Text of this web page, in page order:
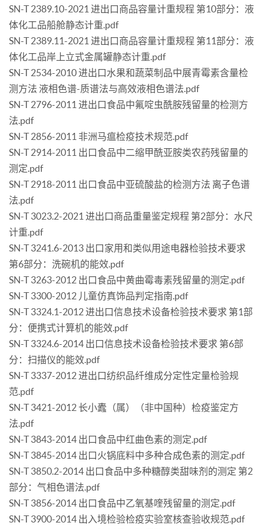
SN-T 2389.10-2021 进出口商品容量计重规程 第10部分：液
体化工品船舱静态计重.pdf
SN-T 2389.11-2021 进出口商品容量计重规程 第11部分：液
体化工品岸上立式金属罐静态计重.pdf
SN-T 2534-2010 进出口水果和蔬菜制品中展青霉素含量检
测方法 液相色谱-质谱法与高效液相色谱法.pdf
SN-T 2796-2011 进出口食品中氟啶虫酰胺残留量的检测方
法.pdf
SN-T 2856-2011 非洲马瘟检疫技术规范.pdf
SN-T 2914-2011 出口食品中二缩甲酰亚胺类农药残留量的
测定.pdf
SN-T 2918-2011 出口食品中亚硫酸盐的检测方法 离子色谱
法.pdf
SN-T 3023.2-2021 进出口商品重量鉴定规程 第2部分：水尺
计重.pdf
SN-T 3241.6-2013 出口家用和类似用途电器检验技术要求
第6部分：洗碗机的能效.pdf
SN-T 3263-2012 出口食品中黄曲霉毒素残留量的测定.pdf
SN-T 3300-2012 儿童仿真饰品判定指南.pdf
SN-T 3324.1-2012 进出口信息技术设备检验技术要求 第1部
分：便携式计算机的能效.pdf
SN-T 3324.6-2014 出口信息技术设备检验技术要求 第6部
分：扫描仪的能效.pdf
SN-T 3337-2012 进出口纺织品纤维成分定性定量检验规
范.pdf
SN-T 3421-2012 长小蠹（属）（非中国种）检疫鉴定方
法.pdf
SN-T 3843-2014 出口食品中红曲色素的测定.pdf
SN-T 3845-2014 出口火锅底料中多种合成色素的测定.pdf
SN-T 3850.2-2014 出口食品中多种糖醇类甜味剂的测定 第2
部分：气相色谱法.pdf
SN-T 3856-2014 出口食品中乙氧基喹残留量的测定.pdf
SN-T 3900-2014 出入境检验检疫实验室核查验收规范.pdf